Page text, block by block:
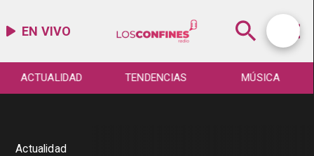
EN VIVO
ACTUALIDAD TENDENCIAS MÚSICA
Actualidad